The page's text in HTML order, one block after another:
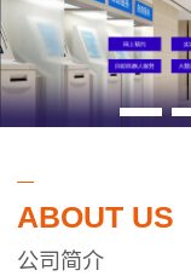
ABOUT US
公司简介